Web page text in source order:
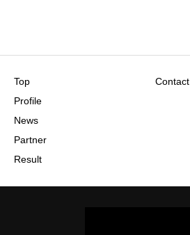
Top
Profile
News
Partner
Result
Contact